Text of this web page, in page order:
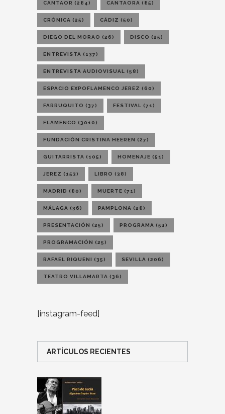
CANTAOR (284) CANTAORA (85)
CRÓNICA (25) CÁDIZ (50)
DIEGO DEL MORAO (26) DISCO (25)
ENTREVISTA (137)
ENTREVISTA AUDIOVISUAL (58)
ESPACIO EXPOFLAMENCO JEREZ (60)
FARRUQUITO (37) FESTIVAL (71)
FLAMENCO (3010)
FUNDACIÓN CRISTINA HEEREN (27)
GUITARRISTA (105) HOMENAJE (51)
JEREZ (153) LIBRO (38)
MADRID (80) MUERTE (71)
MÁLAGA (36) PAMPLONA (28)
PRESENTACIÓN (25) PROGRAMA (51)
PROGRAMACIÓN (25)
RAFAEL RIQUENI (35) SEVILLA (206)
TEATRO VILLAMARTA (36)
[instagram-feed]
ARTÍCULOS RECIENTES